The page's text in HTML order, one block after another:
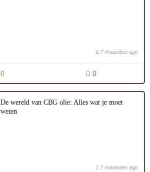
7 maanden ago
0 0
De wereld van CBG olie: Alles wat je moet
weten
7 maanden ago